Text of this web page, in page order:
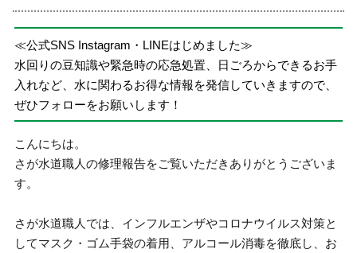
≪公式SNS Instagram・LINEはじめました≫
水回りの豆知識や緊急時の応急処置、日ごろからできるお手
入れなど、水に関わるお得な情報を発信していきますので、
ぜひフォローをお願いします！
こんにちは。
さが水道職人の修理報告をご覧いただきありがとうございま
す。
さが水道職人では、インフルエンザやコロナウイルス対策と
してマスク・ゴム手袋の着用、アルコール消毒を徹底し、お